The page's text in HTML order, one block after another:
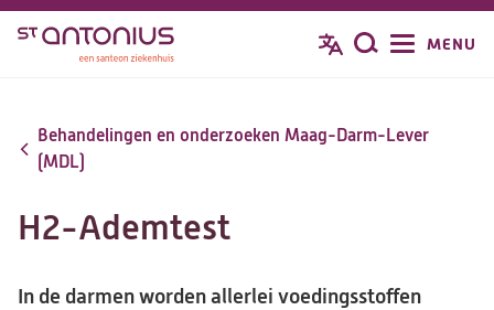
Overslaan
inhoud
gaan
Zoeken
MENU
Behandelingen en onderzoeken Maag-Darm-Lever
(MDL)
H2-Ademtest
In de darmen worden allerlei voedingsstoffen